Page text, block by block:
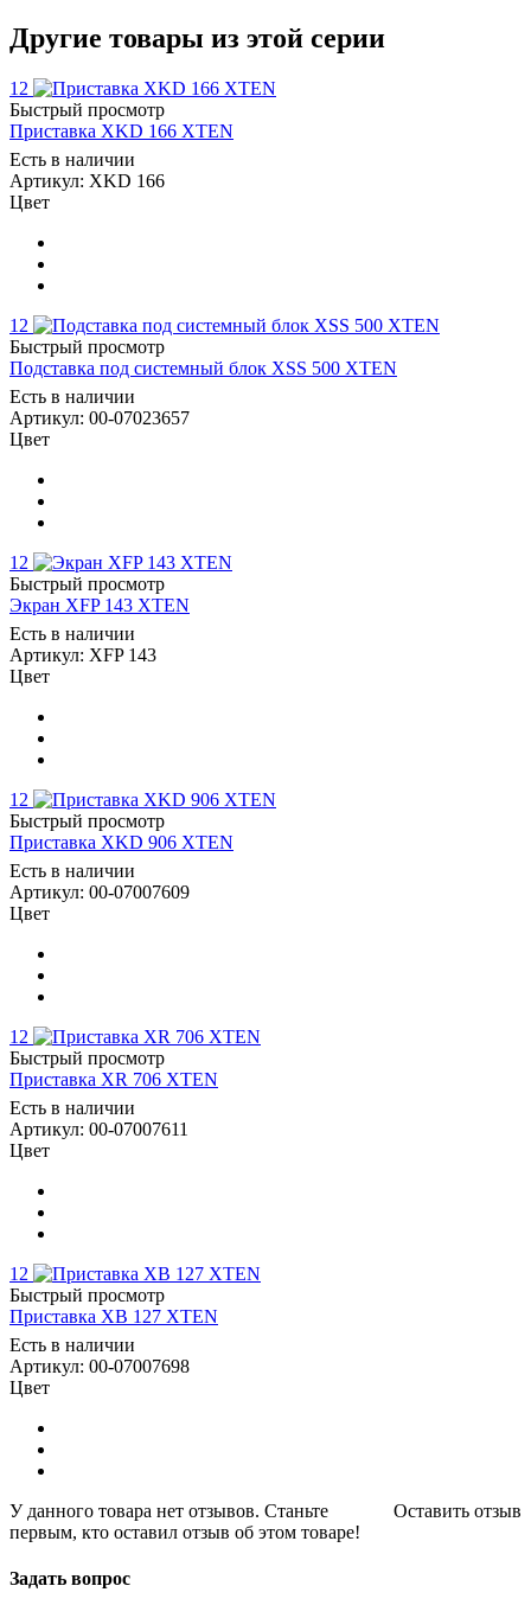
Другие товары из этой серии
12
Быстрый просмотр
Приставка XKD 166 XTEN
Есть в наличии
Артикул: XKD 166
Цвет
12
Быстрый просмотр
Подставка под системный блок XSS 500 XTEN
Есть в наличии
Артикул: 00-07023657
Цвет
12
Быстрый просмотр
Экран XFP 143 XTEN
Есть в наличии
Артикул: XFP 143
Цвет
12
Быстрый просмотр
Приставка XKD 906 XTEN
Есть в наличии
Артикул: 00-07007609
Цвет
12
Быстрый просмотр
Приставка XR 706 XTEN
Есть в наличии
Артикул: 00-07007611
Цвет
12
Быстрый просмотр
Приставка XB 127 XTEN
Есть в наличии
Артикул: 00-07007698
Цвет
Оставить отзыв
У данного товара нет отзывов. Станьте
первым, кто оставил отзыв об этом товаре!
Задать вопрос